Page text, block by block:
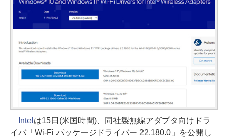
Intel は15日(米国時間)、同社製無線アダプタ向けドラ
イバ「Wi-Fi パッケージドライバー 22.180.0」を公開し